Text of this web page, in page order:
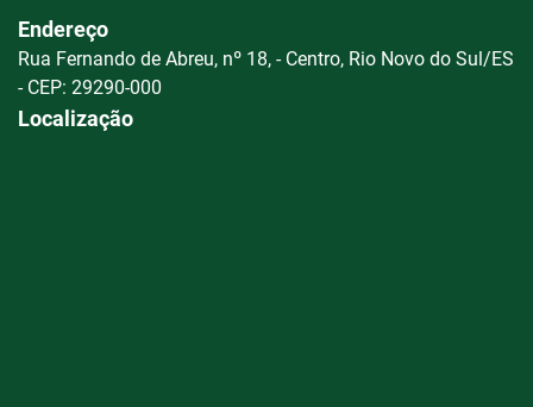
Endereço
Rua Fernando de Abreu, nº 18, - Centro, Rio Novo do Sul/ES
- CEP: 29290-000
Localização